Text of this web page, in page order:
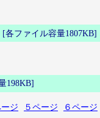
各ファイル容量1807KB]
198KB]
ージ ５ページ ６ページ